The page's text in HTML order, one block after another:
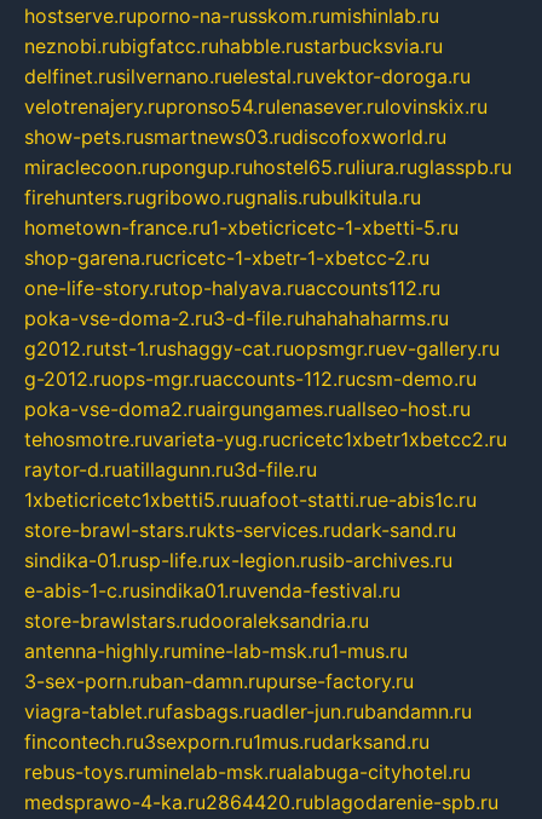
hostserve.ruporno-na-russkom.rumishinlab.ru
neznobi.rubigfatcc.ruhabble.rustarbucksvia.ru
delfinet.rusilvernano.ruelestal.ruvektor-doroga.ru
velotrenajery.rupronso54.rulenasever.rulovinskix.ru
show-pets.rusmartnews03.rudiscofoxworld.ru
miraclecoon.rupongup.ruhostel65.ruliura.ruglasspb.ru
firehunters.rugribowo.rugnalis.rubulkitula.ru
hometown-france.ru1-xbeticricetc-1-xbetti-5.ru
shop-garena.rucricetc-1-xbetr-1-xbetcc-2.ru
one-life-story.rutop-halyava.ruaccounts112.ru
poka-vse-doma-2.ru3-d-file.ruhahahaharms.ru
g2012.rutst-1.rushaggy-cat.ruopsmgr.ruev-gallery.ru
g-2012.ruops-mgr.ruaccounts-112.rucsm-demo.ru
poka-vse-doma2.ruairgungames.ruallseo-host.ru
tehosmotre.ruvarieta-yug.rucricetc1xbetr1xbetcc2.ru
raytor-d.ruatillagunn.ru3d-file.ru
1xbeticricetc1xbetti5.ruuafoot-statti.rue-abis1c.ru
store-brawl-stars.rukts-services.rudark-sand.ru
sindika-01.rusp-life.rux-legion.rusib-archives.ru
e-abis-1-c.rusindika01.ruvenda-festival.ru
store-brawlstars.rudooraleksandria.ru
antenna-highly.rumine-lab-msk.ru1-mus.ru
3-sex-porn.ruban-damn.rupurse-factory.ru
viagra-tablet.rufasbags.ruadler-jun.rubandamn.ru
fincontech.ru3sexporn.ru1mus.rudarksand.ru
rebus-toys.ruminelab-msk.rualabuga-cityhotel.ru
medsprawo-4-ka.ru2864420.rublagodarenie-spb.ru